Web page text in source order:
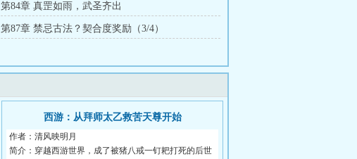
第84章 真罡如雨，武圣齐出
第87章 禁忌古法？契合度奖励（3/4）
西游：从拜师太乙救苦天尊开始
作者：清风映明月
简介：穿越西游世界，成了被猪八戒一钉耙打死的后世